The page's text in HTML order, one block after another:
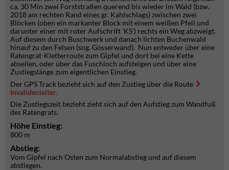
ca. 30 Min zwei Forststraßen querend bis wieder im Wald (bzw.
2018 am rechten Rand eines gr. Kahlschlags) zwischen zwei
Blöcken (oben ein markanter Block mit einem weißen Pfeil und
darunter einer mit roter Aufschrift 'KS') rechts ein Weg abzweigt.
Auf diesem durch Buschwerk und danach lichten Buchenwald
hinauf zu den Felsen (sog. Gösserwand). Nun entweder über eine
Ratengrat-Kletterroute zum Gipfel und dort bei eine Kette
abseilen, oder über das Fuschloch aufsteigen und über eine
Zustiegslänge zum eigentlichen Einstieg.
Der GPS Track bezieht sich auf den Zustieg über die Route
Invalidenleiter.
Die Zustiegszeit bezieht zieht sich auf den Aufstieg zum Wandfuß
des Ratengrats.
Höhe Einstieg:
800 m
Abstieg:
Vom Gipfel nach Osten zum Normalabstieg und auf diesem
abstiegen.